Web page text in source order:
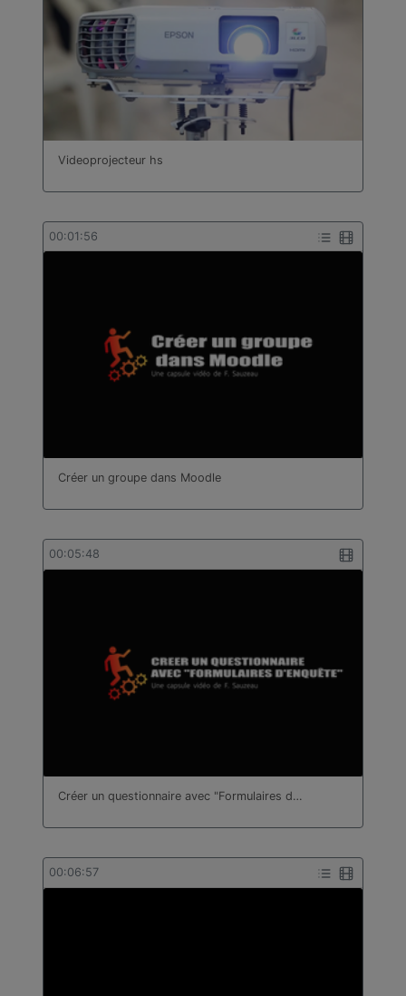
Videoprojecteur hs
00:01:56
Créer un groupe dans Moodle
00:05:48
Créer un questionnaire avec "Formulaires d…
00:06:57